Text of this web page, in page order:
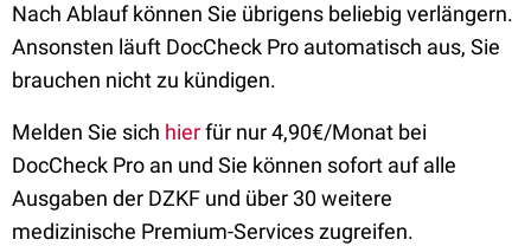
Nach Ablauf können Sie übrigens beliebig verlängern.
Ansonsten läuft DocCheck Pro automatisch aus, Sie
brauchen nicht zu kündigen.
Melden Sie sich hierfür nur 4,90€/Monat bei
DocCheck Pro an und Sie können sofort auf alle
Ausgaben der DZKF und über 30 weitere
medizinische Premium-Services zugreifen.